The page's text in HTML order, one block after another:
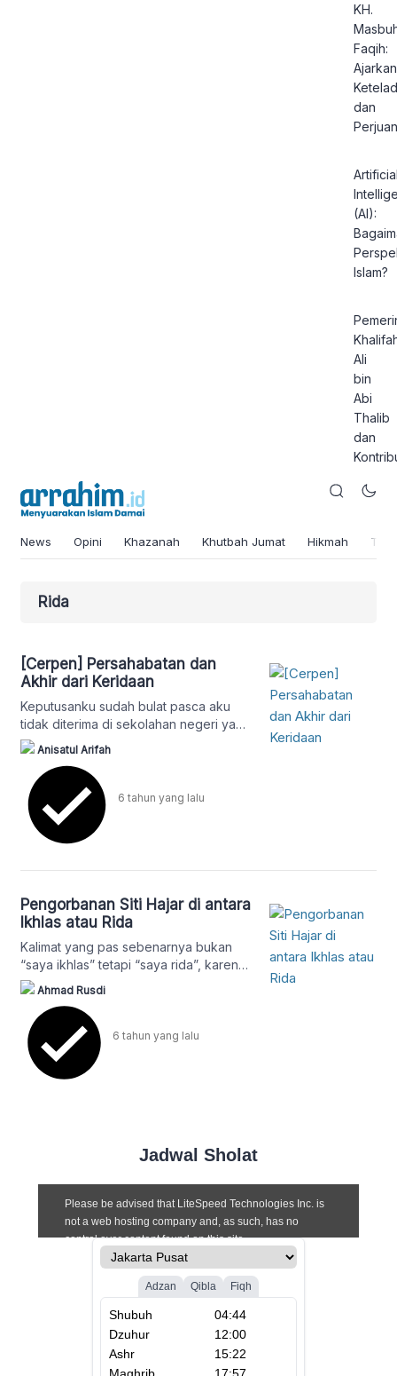
KH.
Faqih:
Ajarkan
dan
(AI):
Islam?
Ali
bin
Abi
Thalib
dan
News Opini Khazanah Khutbah Jumat Hikmah
Rida
[Cerpen] Persahabatan dan
Akhir dari Keridaan
Keputusanku sudah bulat pasca aku
tidak diterima di sekolahan negeri yang
aku inginkan. Aku lebih memilih masuk
pesantren adalah tempat pembuangan.
Tapi..
Anisatul Arifah
6 tahun yang lalu
Pengorbanan Siti Hajar di antara
Ikhlas atau Rida
Kalimat yang pas sebenarnya bukan
“saya ikhlas” tetapi “saya rida”, karena
itu terkait sikap kita terhadap takdir dan
Ahmad Rusdi
6 tahun yang lalu
Jadwal Sholat